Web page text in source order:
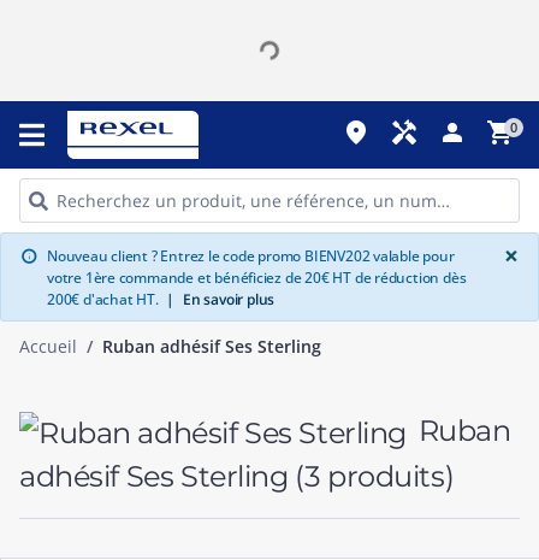
place handyman person shopping_cart0
info Nouveau client ? Entrez le code promo BIENV202 valable pour
votre 1ère commande et bénéficiez de 20€ HT de réduction dès
200€ d'achat HT. | En savoir plus
×
Accueil Ruban adhésif Ses Sterling
Ruban
adhésif Ses Sterling (3 produits)